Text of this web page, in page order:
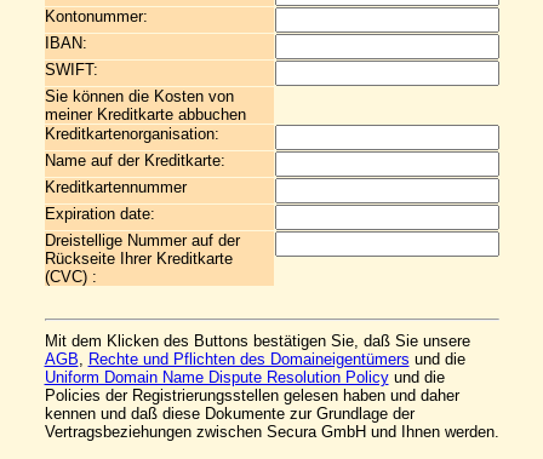
Kontonummer:
IBAN:
SWIFT:
Sie können die Kosten von
meiner Kreditkarte abbuchen
Kreditkartenorganisation:
Name auf der Kreditkarte:
Kreditkartennummer
Expiration date:
Dreistellige Nummer auf der
Rückseite Ihrer Kreditkarte
(CVC) :
Mit dem Klicken des Buttons bestätigen Sie, daß Sie unsere
AGB, Rechte und Pflichten des Domaineigentümers und die
Uniform Domain Name Dispute Resolution Policyund die
Policies der Registrierungsstellen gelesen haben und daher
kennen und daß diese Dokumente zur Grundlage der
Vertragsbeziehungen zwischen Secura GmbH und Ihnen werden.